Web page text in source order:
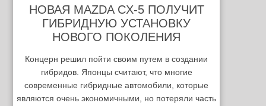
НОВАЯ MAZDA CX-5 ПОЛУЧИТ
ГИБРИДНУЮ УСТАНОВКУ
НОВОГО ПОКОЛЕНИЯ
Концерн решил пойти своим путем в создании
гибридов. Японцы считают, что многие
современные гибридные автомобили, которые
являются очень экономичными, но потеряли часть